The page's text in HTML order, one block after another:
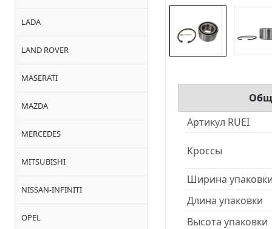
LADA
LAND ROVER
MASERATI
MAZDA
MERCEDES
MITSUBISHI
NISSAN-INFINITI
OPEL
Артикул RUEI
Кроссы
Ширина
Длина упаковки
Высота упаковки